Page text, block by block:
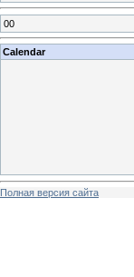
00
Calendar
Полная версия сайта